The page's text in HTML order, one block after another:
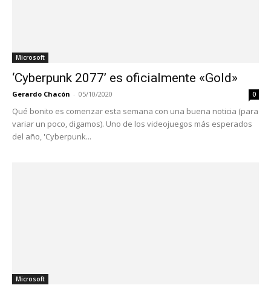
Microsoft
‘Cyberpunk 2077’ es oficialmente «Gold»
Gerardo Chacón - 05/10/2020 0
Qué bonito es comenzar esta semana con una buena noticia (para
variar un poco, digamos). Uno de los videojuegos más esperados
del año, 'Cyberpunk...
Microsoft